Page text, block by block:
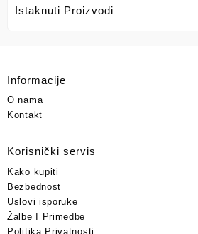
Istaknuti Proizvodi
Informacije
O nama
Kontakt
Korisnički servis
Kako kupiti
Bezbednost
Uslovi isporuke
Žalbe I Primedbe
Politika Privatnosti